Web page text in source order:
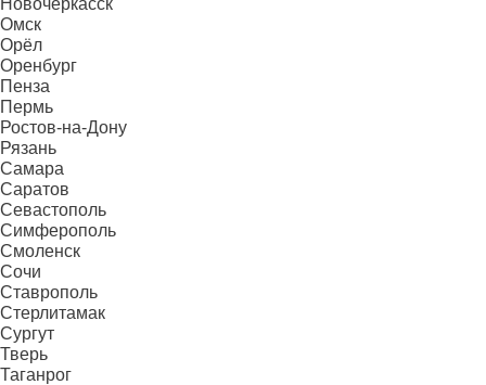
Новочеркасск
Омск
Орёл
Оренбург
Пенза
Пермь
Ростов-на-Дону
Рязань
Самара
Саратов
Севастополь
Симферополь
Смоленск
Сочи
Ставрополь
Стерлитамак
Сургут
Тверь
Таганрог